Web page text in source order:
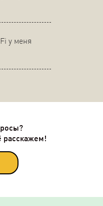
у меня
расскажем!